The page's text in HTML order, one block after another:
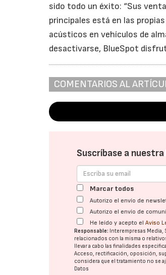
sido todo un éxito: “Sus
principales está en las
acústicos en vehículos de
desactivarse, BlueSpot
COMENTARIOS AL
Suscríbase a
Marcar todos
Autorizo el envío de
Autorizo el envío de
He leído y acepto elAviso
Responsable: Interempresas Media,
relacionados con la misma o
llevar a cabo las finalidades
Acceso, rectificación, oposición,
considera que el tratamiento no se
Datos